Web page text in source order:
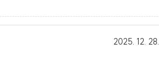
2025. 12. 28.